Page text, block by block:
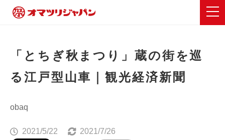
「とちぎ秋まつり」蔵の街を巡
る江戸型山車｜観光経済新聞
obaq
2021/5/22 2021/7/26